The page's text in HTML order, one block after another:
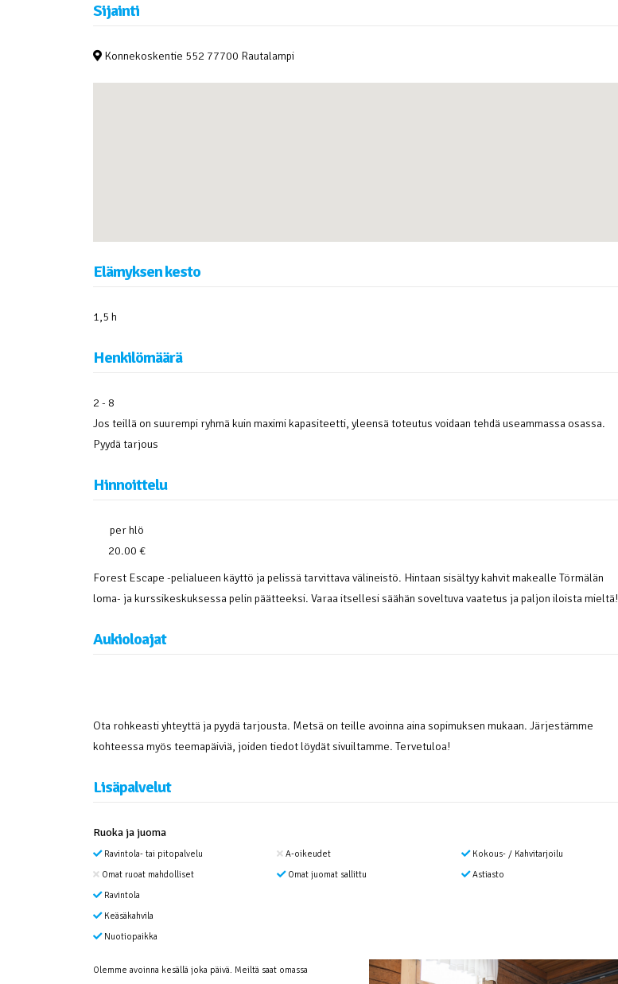
Sijainti
Konnekoskentie 552 77700 Rautalampi
Elämyksen kesto
1,5 h
Henkilömäärä
2 - 8
Jos teillä on suurempi ryhmä kuin maximi kapasiteetti, yleensä toteutus voidaan tehdä useammassa osassa.
Pyydä tarjous
Hinnoittelu
per hlö
20.00 €
Forest Escape -pelialueen käyttö ja pelissä tarvittava välineistö. Hintaan sisältyy kahvit makealle Törmälän
loma- ja kurssikeskuksessa pelin päätteeksi. Varaa itsellesi säähän soveltuva vaatetus ja paljon iloista mieltä!
Aukioloajat
Ota rohkeasti yhteyttä ja pyydä tarjousta. Metsä on teille avoinna aina sopimuksen mukaan. Järjestämme
kohteessa myös teemapäiviä, joiden tiedot löydät sivuiltamme. Tervetuloa!
Lisäpalvelut
Ruoka ja juoma
Ravintola- tai pitopalvelu
Omat ruoat mahdolliset
A-oikeudet
Omat juomat sallittu
Kokous- / Kahvitarjoilu
Astiasto
Ravintola
Keäsäkahvila
Nuotiopaikka
Olemme avoinna kesällä joka päivä. Meiltä saat omassa